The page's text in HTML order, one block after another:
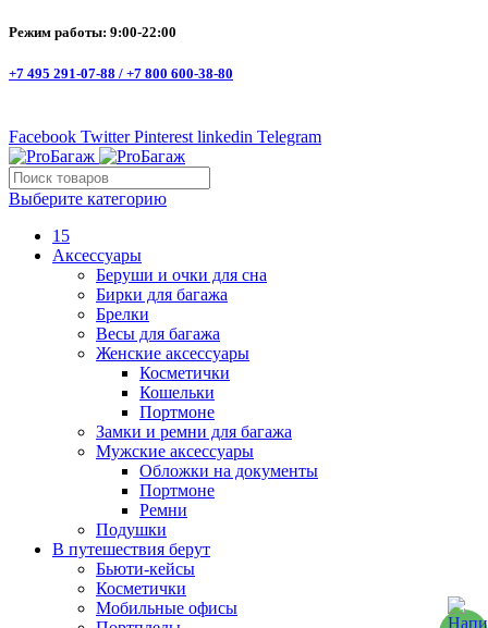
Режим работы: 9:00-22:00
+7 495 291-07-88 / +7 800 600-38-80
Facebook Twitter Pinterest linkedin Telegram
Выберите категорию
15
Аксессуары
Беруши и очки для сна
Бирки для багажа
Брелки
Весы для багажа
Женские аксессуары
Косметички
Кошельки
Портмоне
Замки и ремни для багажа
Мужские аксессуары
Обложки на документы
Портмоне
Ремни
Подушки
В путешествия берут
Бьюти-кейсы
Косметички
Мобильные офисы